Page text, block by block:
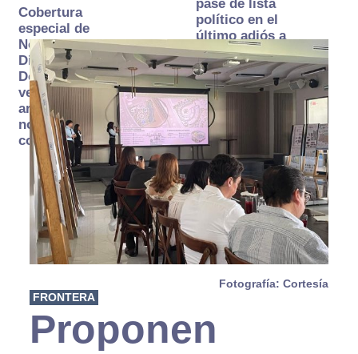
Cobertura
especial de
Norte
Digital:
Donde la
verdad
arde… pero
no se
consume
pase de lista
político en el
último adiós a
Papá Grande
Fotografía: Cortesía
FRONTERA
Proponen